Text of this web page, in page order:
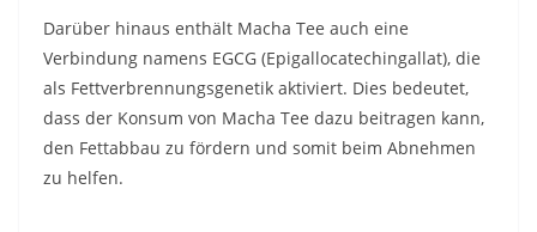
Darüber hinaus enthält Macha Tee auch eine
Verbindung namens EGCG (Epigallocatechingallat), die
als Fettverbrennungsgenetik aktiviert. Dies bedeutet,
dass der Konsum von Macha Tee dazu beitragen kann,
den Fettabbau zu fördern und somit beim Abnehmen
zu helfen.